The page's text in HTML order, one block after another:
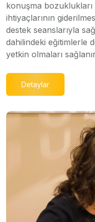
konuşma
ihtiyaçlarının
destek seanslarıyla
dahilindeki eğitimlerle
yetkin olmaları
Detaylar